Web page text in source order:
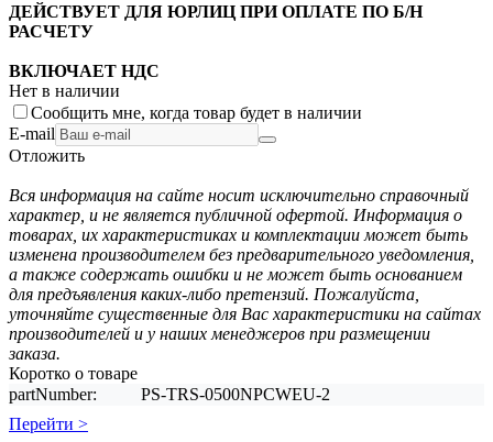
ДЕЙСТВУЕТ ДЛЯ ЮРЛИЦ ПРИ ОПЛАТЕ ПО Б/Н
РАСЧЕТУ
ВКЛЮЧАЕТ НДС
Нет в наличии
Сообщить мне, когда товар будет в наличии
E-mail
Отложить
Вся информация на сайте носит исключительно справочный
характер, и не является публичной офертой. Информация о
товарах, их характеристиках и комплектации может быть
изменена производителем без предварительного уведомления,
а также содержать ошибки и не может быть основанием
для предъявления каких-либо претензий. Пожалуйста,
уточняйте существенные для Вас характеристики на сайтах
производителей и у наших менеджеров при размещении
заказа.
Коротко о товаре
partNumber:
PS-TRS-0500NPCWEU-2
Перейти >